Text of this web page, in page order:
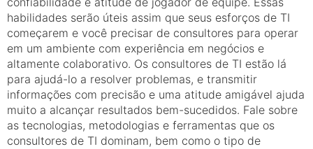
habilidades serão úteis assim que seus esforços de TI
começarem e você precisar de consultores para operar
em um ambiente com experiência em negócios e
altamente colaborativo. Os consultores de TI estão lá
para ajudá-lo a resolver problemas, e transmitir
informações com precisão e uma atitude amigável ajuda
muito a alcançar resultados bem-sucedidos. Fale sobre
as tecnologias, metodologias e ferramentas que os
consultores de TI dominam, bem como o tipo de